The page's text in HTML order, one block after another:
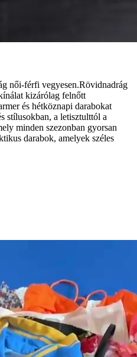
női-férfi vegyesen.Rövidnadrág
kizárólag felnőtt
és hétköznapi darabokat
stílusokban, a letisztulttól a
minden szezonban gyorsan
darabok, amelyek széles